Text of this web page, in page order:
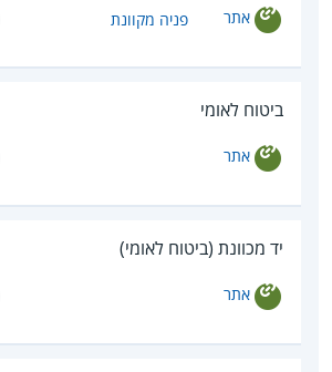
אתר פניה מקוונת
ביטוח לאומי
אתר
יד מכוונת (ביטוח לאומי)
אתר